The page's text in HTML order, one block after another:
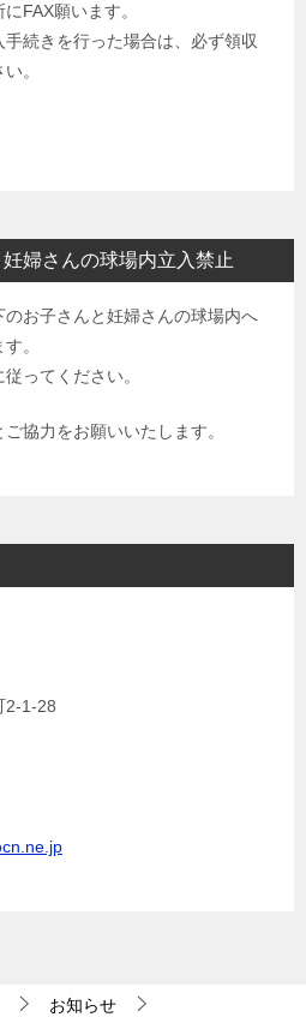
FAX願います。
続きを行った場合は、必ず領収
。
婦さんの球場内立入禁止
お子さんと妊婦さんの球場内へ
。
ってください。
協力をお願いいたします。
2-1-28
お知らせ